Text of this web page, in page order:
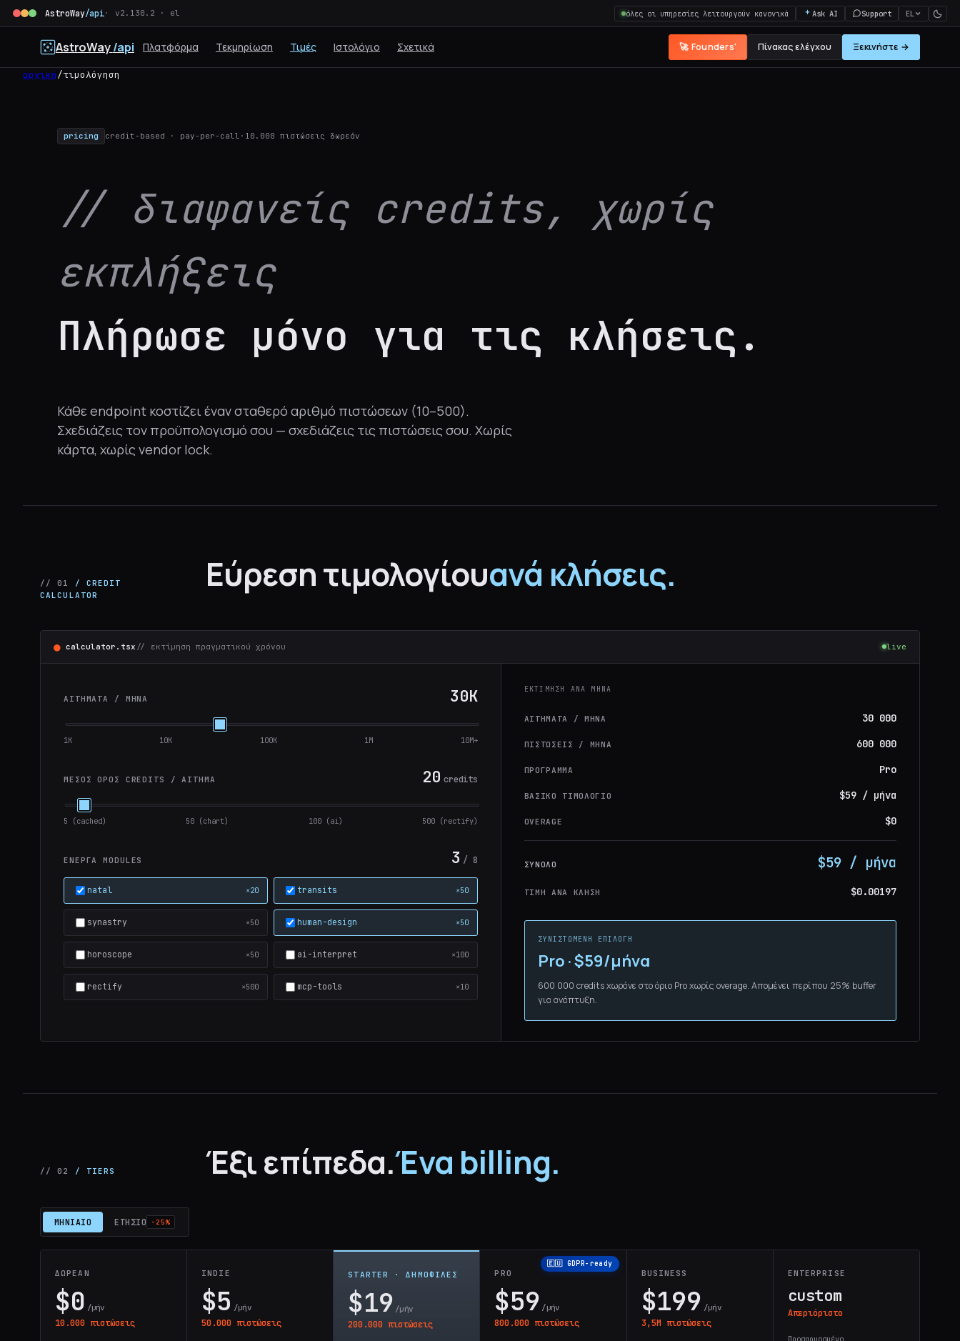
AstroWay/api v2.130.2 · el όλες οι υπηρεσίες λειτουργούν κανονικά Ask AI Support EL
AstroWay/api Πλατφόρμα Τεκμηρίωση Τιμές Ιστολόγιο Σχετικά 🚀 Founders' Πίνακας ελέγχου Ξεκινήστε →
αρχική/τιμολόγηση
pricing credit-based · pay-per-call 10.000 πιστώσεις δωρεάν
// διαφανείς credits, χωρίς
εκπλήξεις
Πλήρωσε μόνο για τις κλήσεις.
Κάθε endpoint κοστίζει έναν σταθερό αριθμό πιστώσεων (10–500).
Σχεδιάζεις τον προϋπολογισμό σου — σχεδιάζεις τις πιστώσεις σου. Χωρίς
κάρτα, χωρίς vendor lock.
// 01
/ CREDIT
CALCULATOR
Εύρεση τιμολογίουανά κλήσεις.
● calculator.tsx // εκτίμηση πραγματικού χρόνου live
ΑΙΤΉΜΑΤΑ / ΜΉΝΑ 30K
1K 10K 100K 1M 10M+
ΜΈΣΟΣ ΌΡΟΣ CREDITS / ΑΊΤΗΜΑ 20 credits
5 (cached) 50 (chart) 100 (ai) 500 (rectify)
ΕΝΕΡΓΆ MODULES 3 / 8
natal ×20 transits ×50
synastry ×50 human-design ×50
horoscope ×50 ai-interpret ×100
rectify ×500 mcp-tools ×10
ΕΚΤΊΜΗΣΗ ΑΝΆ ΜΉΝΑ
ΑΙΤΉΜΑΤΑ / ΜΉΝΑ 30 000
ΠΙΣΤΏΣΕΙΣ / ΜΉΝΑ 600 000
ΠΡΌΓΡΑΜΜΑ Pro
ΒΑΣΙΚΌ ΤΙΜΟΛΌΓΙΟ $59 / μήνα
OVERAGE $0
ΣΎΝΟΛΟ $59 / μήνα
ΤΙΜΉ ΑΝΆ ΚΛΉΣΗ $0.00197
ΣΥΝΙΣΤΏΜΕΝΗ ΕΠΙΛΟΓΉ
Pro · $59/μήνα
600 000 credits χωράνε στο όριο Pro χωρίς overage. Απομένει περίπου 25% buffer
για ανάπτυξη.
// 02 / TIERS Έξι επίπεδα.Ένα billing.
ΜΗΝΙΑΊΟ ΕΤΉΣΙΟ −25%
ΔΩΡΕΆΝ
$0 /μήν
10.000 πιστώσεις
INDIE
$5 /μήν
50.000 πιστώσεις
STARTER · ΔΗΜΟΦΙΛΈΣ
$19 /μήν
200.000 πιστώσεις
🇪🇺 GDPR-ready
PRO
$59 /μήν
800.000 πιστώσεις
BUSINESS
$199 /μήν
3,5M πιστώσεις
ENTERPRISE
custom
Απεριόριστο
Προσαρμοσμένο